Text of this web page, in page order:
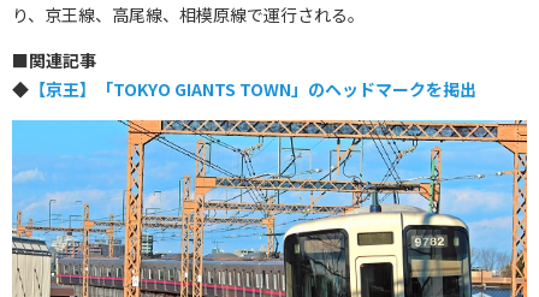
り、京王線、高尾線、相模原線で運行される。
■関連記事
◆ 【京王】「TOKYO GIANTS TOWN」のヘッドマークを掲出